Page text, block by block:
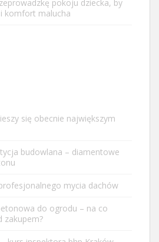
pokoju dziecka, by
komfort malucha
się obecnie największym
budowlana – diamentowe
mycia dachów
do ogrodu – na co
zakupem?